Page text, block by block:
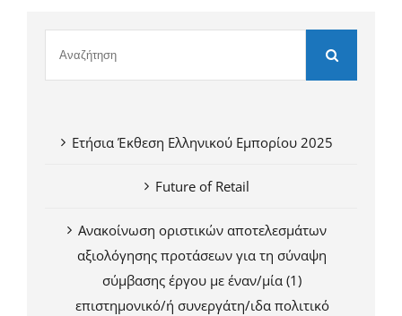
Ετήσια Έκθεση Ελληνικού Εμπορίου 2025
Future of Retail
Ανακοίνωση οριστικών αποτελεσμάτων
αξιολόγησης προτάσεων για τη σύναψη
σύμβασης έργου με έναν/μία (1)
επιστημονικό/ή συνεργάτη/ιδα πολιτικό